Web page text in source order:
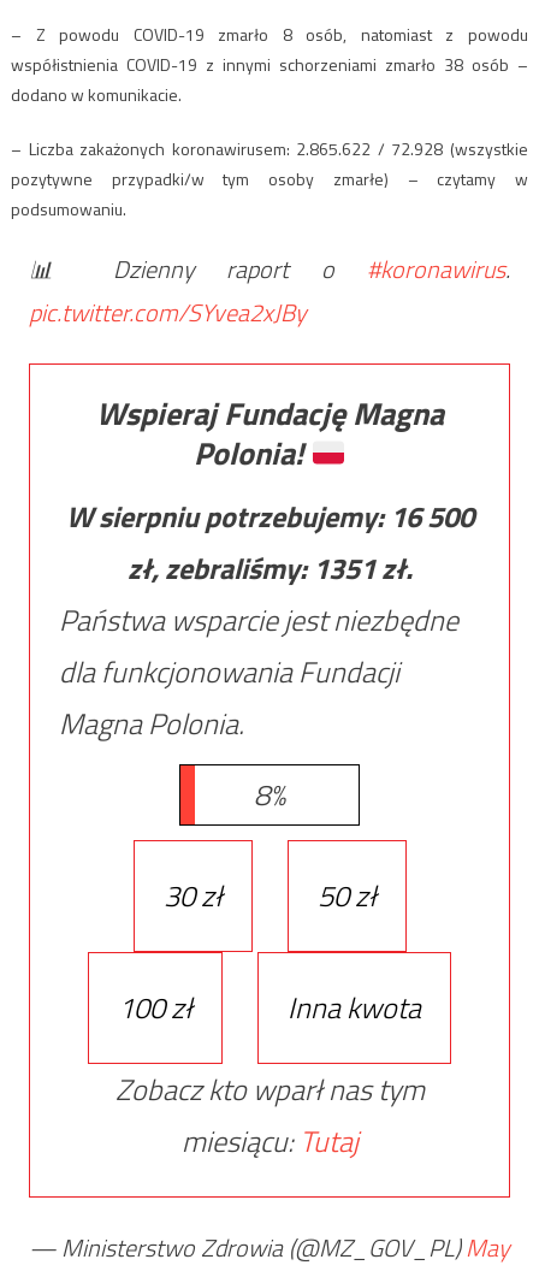
– Z powodu COVID-19 zmarło 8 osób, natomiast z powodu
współistnienia COVID-19 z innymi schorzeniami zmarło 38 osób –
dodano w komunikacie.
– Liczba zakażonych koronawirusem: 2.865.622 / 72.928 (wszystkie
pozytywne przypadki/w tym osoby zmarłe) – czytamy w
podsumowaniu.
📊 Dzienny raport o #koronawirus.
pic.twitter.com/SYvea2xJBy
Wspieraj Fundację Magna
Polonia!
W sierpniu potrzebujemy: 16 500
zł, zebraliśmy: 1351zł.
Państwa wsparcie jest niezbędne
dla funkcjonowania Fundacji
Magna Polonia.
8%
30 zł 50 zł
100 zł
Inna kwota
Zobacz kto wparł nas tym
miesiącu: Tutaj
— Ministerstwo Zdrowia (@MZ_GOV_PL)May